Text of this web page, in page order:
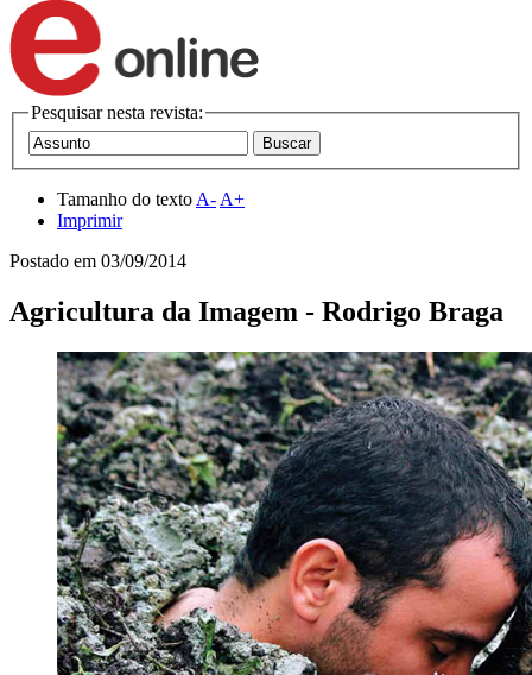
Pesquisar nesta revista:
Tamanho do texto A- A+
Imprimir
Postado em 03/09/2014
Agricultura da Imagem - Rodrigo Braga